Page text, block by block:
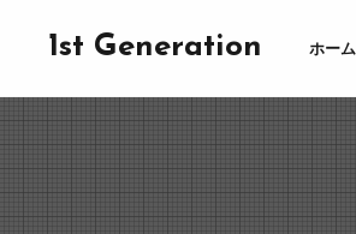
1st Generation ホーム